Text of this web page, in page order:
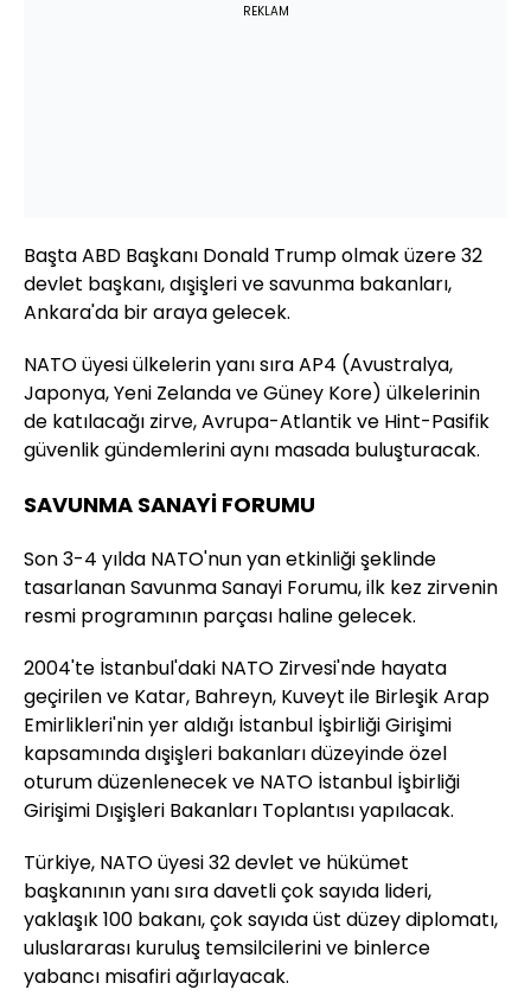
REKLAM
Başta ABD Başkanı Donald Trump olmak üzere 32
devlet başkanı, dışişleri ve savunma bakanları,
Ankara'da bir araya gelecek.
NATO üyesi ülkelerin yanı sıra AP4 (Avustralya,
Japonya, Yeni Zelanda ve Güney Kore) ülkelerinin
de katılacağı zirve, Avrupa-Atlantik ve Hint-Pasifik
güvenlik gündemlerini aynı masada buluşturacak.
SAVUNMA SANAYİ FORUMU
Son 3-4 yılda NATO'nun yan etkinliği şeklinde
tasarlanan Savunma Sanayi Forumu, ilk kez zirvenin
resmi programının parçası haline gelecek.
2004'te İstanbul'daki NATO Zirvesi'nde hayata
geçirilen ve Katar, Bahreyn, Kuveyt ile Birleşik Arap
Emirlikleri'nin yer aldığı İstanbul İşbirliği Girişimi
kapsamında dışişleri bakanları düzeyinde özel
oturum düzenlenecek ve NATO İstanbul İşbirliği
Girişimi Dışişleri Bakanları Toplantısı yapılacak.
Türkiye, NATO üyesi 32 devlet ve hükümet
başkanının yanı sıra davetli çok sayıda lideri,
yaklaşık 100 bakanı, çok sayıda üst düzey diplomatı,
uluslararası kuruluş temsilcilerini ve binlerce
yabancı misafiri ağırlayacak.